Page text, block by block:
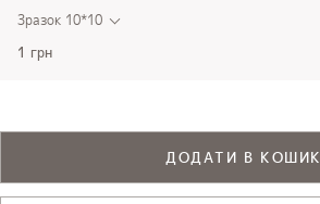
Зразок 10*10
1 грн
ДОДАТИ В КОШИК